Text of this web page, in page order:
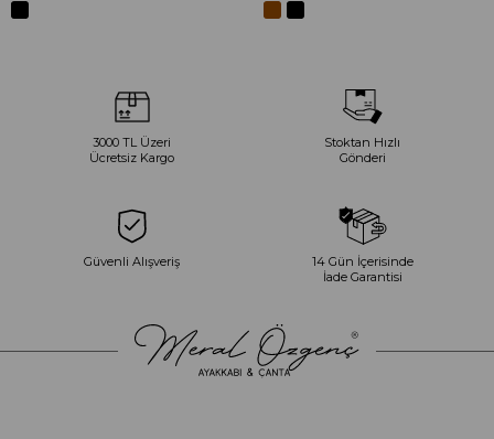
3000 TL Üzeri
Ücretsiz Kargo
Stoktan Hızlı
Gönderi
Güvenli Alışveriş
14 Gün İçerisinde
İade Garantisi